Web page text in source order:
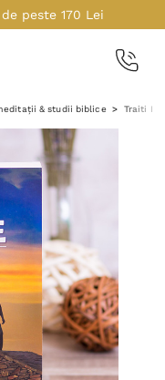
peste 170 Lei
& studii biblice Traiti In